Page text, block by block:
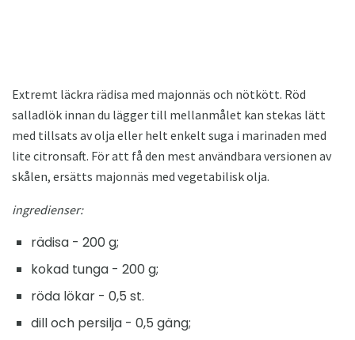
Extremt läckra rädisa med majonnäs och nötkött. Röd
salladlök innan du lägger till mellanmålet kan stekas lätt
med tillsats av olja eller helt enkelt suga i marinaden med
lite citronsaft. För att få den mest användbara versionen av
skålen, ersätts majonnäs med vegetabilisk olja.
ingredienser:
rädisa - 200 g;
kokad tunga - 200 g;
röda lökar - 0,5 st.
dill och persilja - 0,5 gäng;